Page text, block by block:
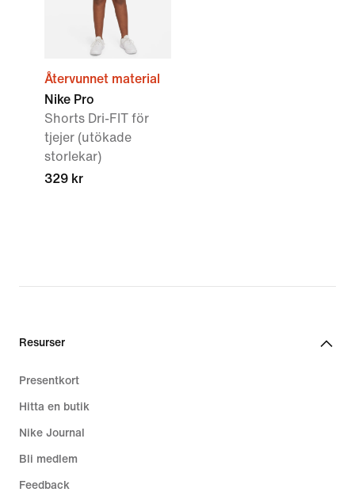
Återvunnet material
Nike Pro
Shorts Dri-FIT för
tjejer (utökade
storlekar)
329 kr
Resurser
Presentkort
Hitta en butik
Nike Journal
Bli medlem
Feedback